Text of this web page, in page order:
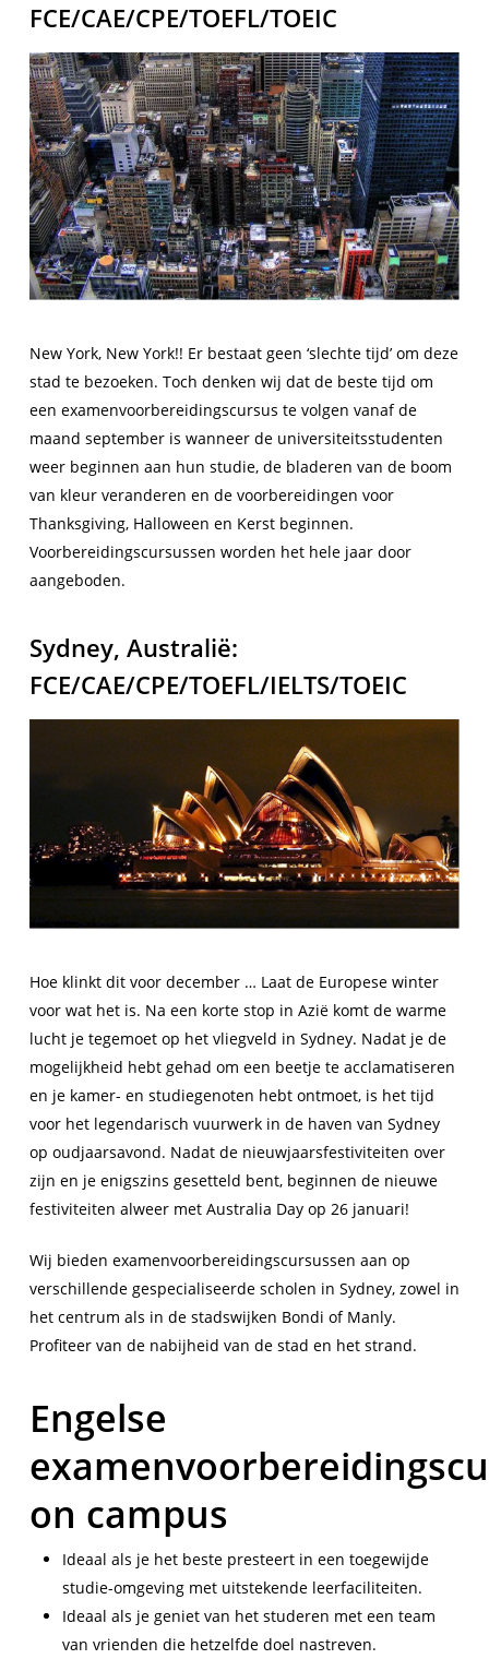
FCE/CAE/CPE/TOEFL/TOEIC
New York, New York!! Er bestaat geen ‘slechte tijd’ om deze
stad te bezoeken. Toch denken wij dat de beste tijd om
een examenvoorbereidingscursus te volgen vanaf de
maand september is wanneer de universiteitsstudenten
weer beginnen aan hun studie, de bladeren van de boom
van kleur veranderen en de voorbereidingen voor
Thanksgiving, Halloween en Kerst beginnen.
Voorbereidingscursussen worden het hele jaar door
aangeboden.
Sydney, Australië:
FCE/CAE/CPE/TOEFL/IELTS/TOEIC
Hoe klinkt dit voor december … Laat de Europese winter
voor wat het is. Na een korte stop in Azië komt de warme
lucht je tegemoet op het vliegveld in Sydney. Nadat je de
mogelijkheid hebt gehad om een beetje te acclamatiseren
en je kamer- en studiegenoten hebt ontmoet, is het tijd
voor het legendarisch vuurwerk in de haven van Sydney
op oudjaarsavond. Nadat de nieuwjaarsfestiviteiten over
zijn en je enigszins gesetteld bent, beginnen de nieuwe
festiviteiten alweer met Australia Day op 26 januari!
Wij bieden examenvoorbereidingscursussen aan op
verschillende gespecialiseerde scholen in Sydney, zowel in
het centrum als in de stadswijken Bondi of Manly.
Profiteer van de nabijheid van de stad en het strand.
Engelse
on campus
Ideaal als je het beste presteert in een toegewijde
studie-omgeving met uitstekende leerfaciliteiten.
Ideaal als je geniet van het studeren met een team
van vrienden die hetzelfde doel nastreven.